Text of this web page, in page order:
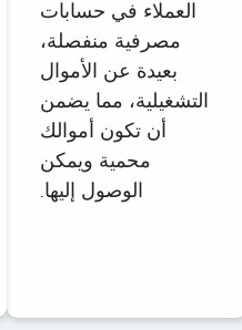
العملاء في حسابات
مصرفية منفصلة،
بعيدة عن الأموال
التشغيلية، مما يضمن
أن تكون أموالك
محمية ويمكن
الوصول إليها.